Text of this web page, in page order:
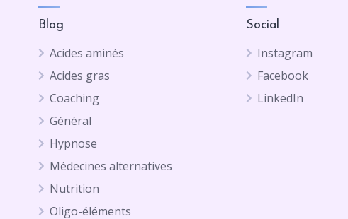
Blog
Acides aminés
Acides gras
Coaching
Général
Hypnose
Médecines alternatives
Nutrition
Oligo-éléments
Social
Instagram
Facebook
LinkedIn